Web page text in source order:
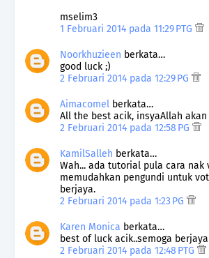
mselim3
1 Februari 2014 pada 11:29 PTG
Noorkhuzieen berkata…
good luck ;)
2 Februari 2014 pada 12:29 PG
Aimacomel berkata…
All the best acik, insyaAllah
2 Februari 2014 pada 12:58 PG
KamilSalleh berkata…
Wah... ada tutorial pula cara nak
memudahkan pengundi untuk
berjaya.
2 Februari 2014 pada 1:23 PG
Karen Monica berkata…
best of luck acik..semoga
2 Februari 2014 pada 12:48 PTG